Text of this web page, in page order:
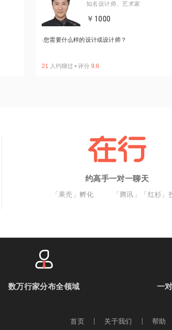
知名设计师、艺术家
￥1000
·您需要什么样的设计或设计师？
21 人约聊过 • 评分 9.6
约高手一对一聊天
「果壳」孵化 「腾讯」「红杉」
数万行家分布全领域 一
首页 关于我们 帮助